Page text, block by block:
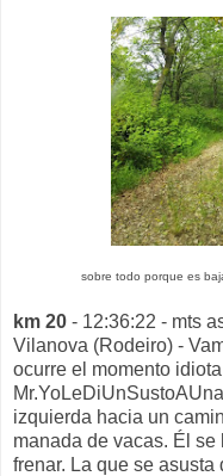
sobre todo porque es
km 20 - 12:36:22 - mts
Vilanova (Rodeiro) -
ocurre el momento
izquierda hacia un
manada de vacas. Él
frenar. La que se